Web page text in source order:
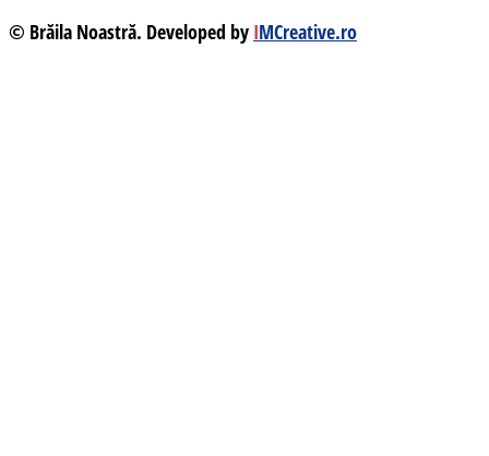
© Brăila Noastră. Developed by IMCreative.ro